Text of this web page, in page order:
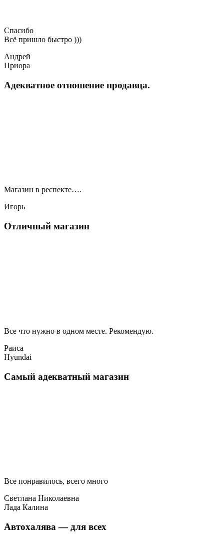
Спасибо
Всё пришло быстро )))
Андрей
Приора
Адекватное отношение продавца.
Магазин в респекте….
Игорь
Отличный магазин
Все что нужно в одном месте. Рекомендую.
Раиса
Hyundai
Самый адекватный магазин
Все понравилось, всего много
Светлана Николаевна
Лада Калина
Автохалява — для всех